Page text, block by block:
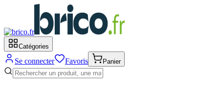
Catégories
Se connecter Favoris Panier